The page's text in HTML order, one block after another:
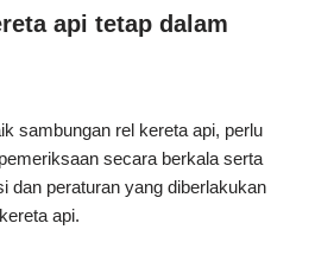
api tetap dalam
sambungan rel kereta api, perlu
secara berkala serta
dan peraturan yang diberlakukan
api.